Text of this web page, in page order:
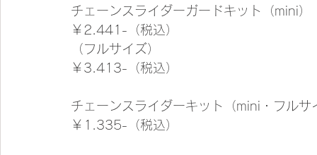
チェーンスライダーガードキット（mini）
￥2.441-（税込）
（フルサイズ）
￥3.413-（税込）
チェーンスライダーキット（mini・フルサ
￥1.335-（税込）